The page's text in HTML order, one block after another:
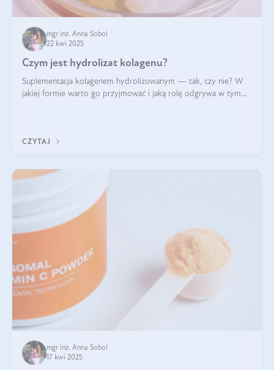
mgr inż. Anna Sobol
22 kwi 2025
Czym jest hydrolizat kolagenu?
Suplementacja kolagenem hydrolizowanym — tak, czy nie? W
jakiej formie warto go przyjmować i jaką rolę odgrywa w tym
CZYTAJ
mgr inż. Anna Sobol
17 kwi 2025